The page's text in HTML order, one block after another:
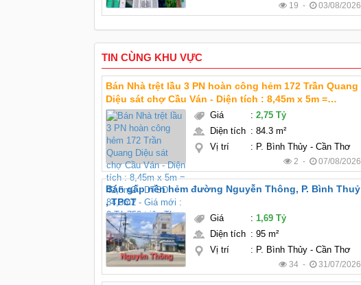
19 - 03/08/2026
TIN CÙNG KHU VỰC
Bán Nhà trệt lầu 3 PN hoàn công hẻm 172 Trần Quang
Diệu sát chợ Cầu Ván - Diện tích : 8,45m x 5m =
42,5m2 , DTSD 84,3m2 - Giá mới : 2 Tỷ 750 triệu TL
chính chủ - Kết cấu : nhà trệt lầu 3 phòng ngủ (
Giá :2,75 Tỷ
Diện tích :84.3 m²
Vị trí
: P. Bình Thủy - Cần Thơ
2 - 07/08/2026
Bán gấp nền hẻm đường Nguyễn Thông, P. Bình Thuỷ
, TPCT
Giá :1,69 Tỷ
Diện tích :95 m²
Vị trí
: P. Bình Thủy - Cần Thơ
34 - 31/07/2026